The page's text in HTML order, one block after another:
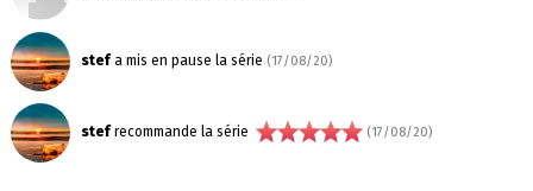
stefa mis en pause la série (17/08/20)
stefrecommande la série (17/08/20)